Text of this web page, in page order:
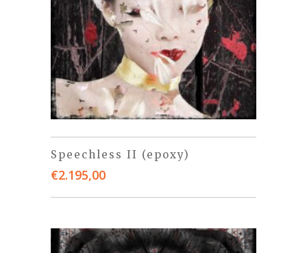
Speechless II (epoxy)
€2.195,00